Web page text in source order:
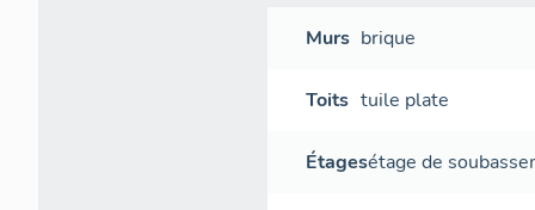
Murs brique
Toits tuile plate
Étagesétage de